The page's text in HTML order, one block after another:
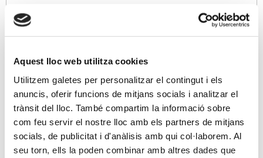
Aquest lloc web utilitza cookies
Utilitzem galetes per personalitzar el contingut i els
anuncis, oferir funcions de mitjans socials i analitzar el
trànsit del lloc. També compartim la informació sobre
com feu servir el nostre lloc amb els partners de mitjans
socials, de publicitat i d'anàlisis amb qui col·laborem. Al
seu torn, ells la poden combinar amb altres dades que
Dades de contacte
Nom (*)
Empresa
NIF